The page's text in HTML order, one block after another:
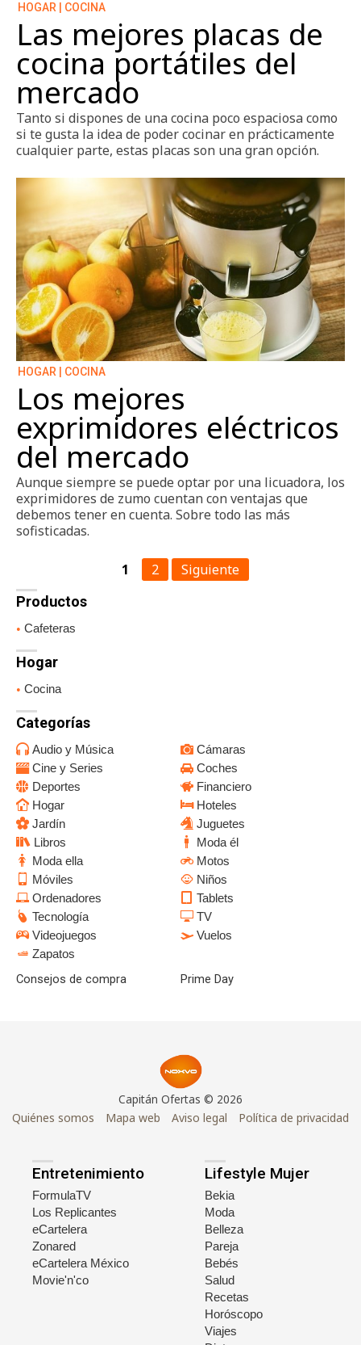
HOGAR | COCINA
Las mejores placas de
cocina portátiles del
mercado
Tanto si dispones de una cocina poco espaciosa como
si te gusta la idea de poder cocinar en prácticamente
cualquier parte, estas placas son una gran opción.
HOGAR | COCINA
Los mejores
exprimidores eléctricos
del mercado
Aunque siempre se puede optar por una licuadora, los
exprimidores de zumo cuentan con ventajas que
debemos tener en cuenta. Sobre todo las más
sofisticadas.
1 2 Siguiente
Productos
Cafeteras
Hogar
Cocina
Categorías
Audio y Música
Cámaras
Cine y Series
Coches
Deportes
Financiero
Hogar
Hoteles
Jardín
Juguetes
Libros
Moda él
Moda ella
Motos
Móviles
Niños
Ordenadores
Tablets
Tecnología
TV
Videojuegos
Vuelos
Zapatos
Consejos de compra Prime Day
Capitán Ofertas © 2026
Quiénes somos
Mapa web Aviso legal Política de privacidad
Entretenimiento
FormulaTV
Los Replicantes
eCartelera
Zonared
eCartelera México
Movie'n'co
Lifestyle Mujer
Bekia
Moda
Belleza
Pareja
Bebés
Salud
Recetas
Horóscopo
Viajes